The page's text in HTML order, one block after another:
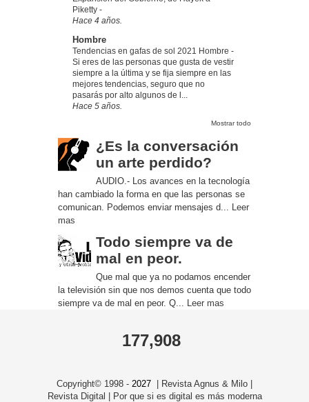
Piketty -
Hace 4 años.
Hombre
Tendencias en gafas de sol 2021 Hombre -
Si eres de las personas que gusta de vestir
siempre a la última y se fija siempre en las
mejores tendencias, seguro que no
pasarás por alto algunos de l...
Hace 5 años.
Mostrar todo
¿Es la conversación
un arte perdido?
AUDIO.- Los avances en la tecnología
han cambiado la forma en que las personas se
comunican. Podemos enviar mensajes d...
Leer
mas
Todo siempre va de
mal en peor.
Que mal que ya no podamos encender
la televisión sin que nos demos cuenta que todo
siempre va de mal en peor. Q...
Leer mas
177,908
Copyright© 1998 - 2027 | Revista Agnus & Milo |
Revista Digital | Por que si es digital es más moderna